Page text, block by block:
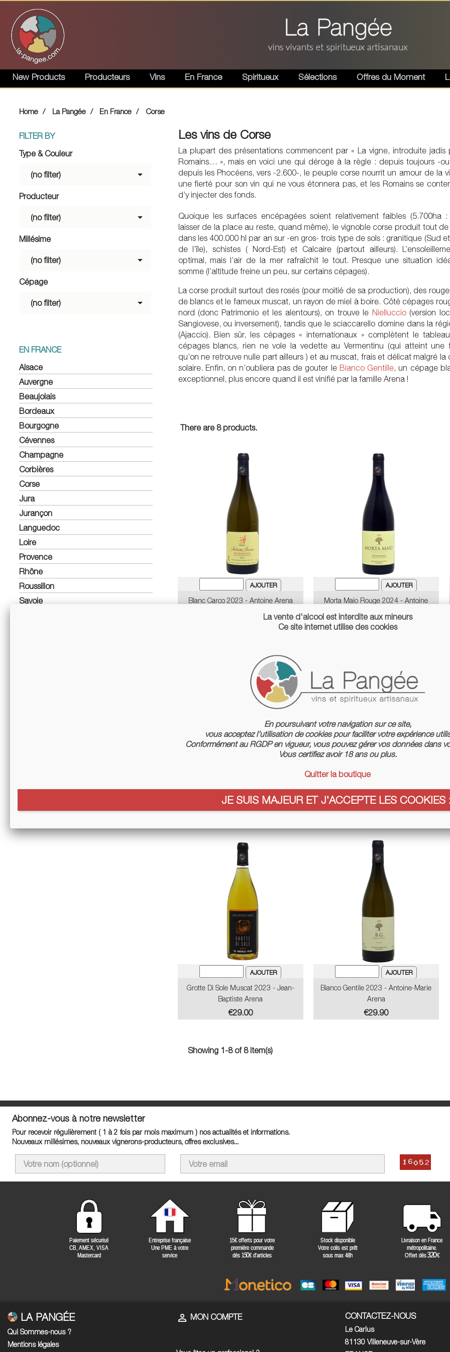
New Products Producteurs Vins En France Spiritueux Sélections Offres du Moment
Home La Pangée En France Corse
FILTER BY
Type & Couleur
(no filter) 
Producteur
(no filter) 
Millésime
(no filter) 
Cépage
(no filter) 
EN FRANCE
Alsace
Auvergne
Beaujolais
Bordeaux
Bourgogne
Cévennes
Champagne
Corbières
Corse
Jura
Jurançon
Languedoc
Loire
Provence
Rhône
Roussillon
Savoie
Les vins de Corse
La plupart des présentations commencent par « La vigne, introduite jadis
Romains… », mais en voici une qui déroge à la règle : depuis toujours -
depuis les Phocéens, vers -2.600-, le peuple corse nourrit un amour de la
une fierté pour son vin qui ne vous étonnera pas, et les Romains se
d’y injecter des fonds.
Quoique les surfaces encépagées soient relativement faibles (5.700ha
laisser de la place au reste, quand même), le vignoble corse produit tout
dans les 400.000 hl par an sur -en gros- trois type de sols : granitique (Sud
de l’île), schistes ( Nord-Est) et Calcaire (partout ailleurs).
optimal, mais l’air de la mer rafraîchit le tout. Presque une situation
somme (l’altitude freine un peu, sur certains cépages).
La corse produit surtout des rosés (pour moitié de sa production), des
de blancs et le fameux muscat, un rayon de miel à boire. Côté cépages
nord (donc Patrimonio et les alentours), on trouve le Nielluccio(version
Sangiovese, ou inversement), tandis que le sciaccarello domine dans la
(Ajaccio). Bien sûr, les cépages « internationaux » complètent le
cépages blancs, rien ne vole la vedette au Vermentinu (qui atteint une
qu’on ne retrouve nulle part ailleurs ) et au muscat, frais et délicat malgré la
solaire. Enfin, on n’oubliera pas de gouter le Bianco Gentille, un cépage
exceptionnel, plus encore quand il est vinifié par la famille Arena !
There are 8 products.
Blanc Carco 2023 - Antoine Arena
Morta Maio Rouge 2024 - Antoine
Price
€28.00
Grotte Di Sole Rouge 2023 - Jean-
Baptiste Arena
Grotte Di Sole Blanc 2024 - Jean-
Baptiste Arena
Grotte Di Sole Muscat 2023 - Jean-
Baptiste Arena
Price
€29.00
Bianco Gentile 2023 - Antoine-Marie
Arena
Price
€29.90
Showing 1-8 of 8 item(s)
Abonnez-vous à notre newsletter
Pour recevoir régulièrement ( 1 à 2 fois par mois maximum ) nos actualités et informations.
Nouveaux millésimes, nouveaux vignerons-producteurs, offres exclusives...
LA PANGÉE
Qui Sommes-nous ?
Mentions légales
 MON COMPTE CONTACTEZ-NOUS
Le Carlus
81130 Villeneuve-sur-Vère
La vente d'alcool est interdite aux mineurs
Ce site internet utilise des cookies
En poursuivant votre navigation sur ce site,
vous acceptez l’utilisation de cookies pour faciliter votre expérience
Conformément au RGDP en vigueur, vous pouvez gérer vos données dans
Vous certifiez avoir 18 ans ou plus.
Quitter la boutique
JE SUIS MAJEUR ET J'ACCEPTE LES COOKIES